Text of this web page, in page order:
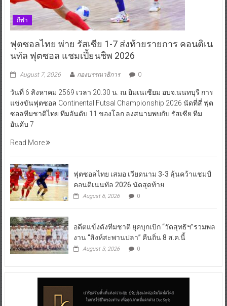
กีฬา
ฟุตซอลไทย พ่าย รัสเซีย 1-7 ส่งท้ายรายการ คอนติเน
นทัล ฟุตซอล แชมเปี้ยนชิพ 2026
August 7, 2026 กองบรรณาธิการ 0
วันที่ 6 สิงหาคม 2569 เวลา 20.30 น. ณ ยิมเนเซียม อบจ.นนทบุรี การ
แข่งขันฟุตซอล Continental Futsal Championship 2026 นัดที่สี่ ฟุต
ซอลทีมชาติไทย ทีมอันดับ 11 ของโลก ลงสนามพบกับ รัสเซีย ทีม
อันดับ 7
Read More
ฟุตซอลไทย เสมอ เวียดนาม 3-3 ลุ้นคว้าแชมป์
คอนติเนนทัล 2026 นัดสุดท้าย
August 6, 2026 0
อดีตแข้งดังทีมชาติ ยุคบุกเบิก “วัดสุทธิฯ”รวมพล
งาน “สิงห์สะพานปลา” คืนถิ่น 8 ส.ค.นี้
August 3, 2026 0